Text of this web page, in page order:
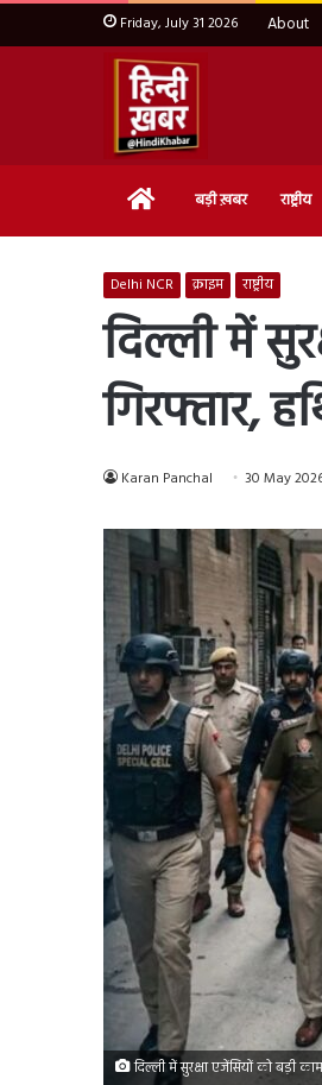
Friday, July 31 2026 About
Home बड़ी ख़बर राष्ट्रीय
Delhi NCR क्राइम राष्ट्रीय
दिल्ली में
गिरफ्तार,
Karan Panchal 30 May
दिल्ली में सुरक्षा एजेंसियों को बड़ी